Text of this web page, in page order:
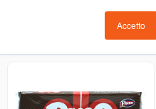
Accetto